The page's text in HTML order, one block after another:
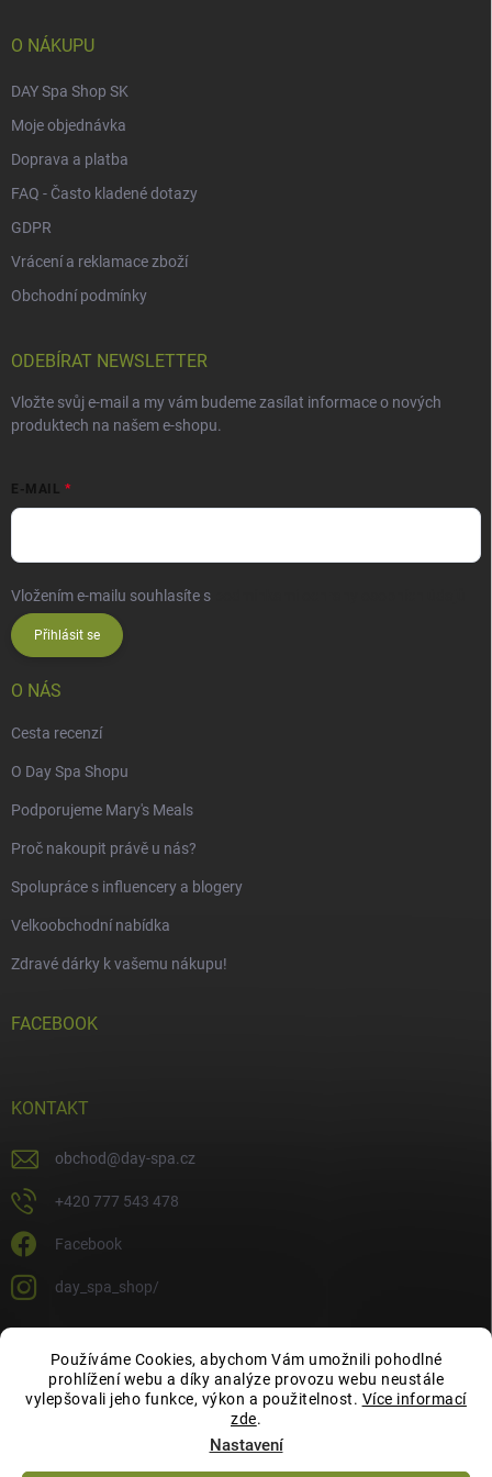
Používáme Cookies, abychom Vám umožnili pohodlné
prohlížení webu a díky analýze provozu webu neustále
vylepšovali jeho funkce, výkon a použitelnost. Více informací
zde.
Nastavení
O NÁKUPU
DAY Spa Shop SK
Moje objednávka
Doprava a platba
FAQ - Často kladené dotazy
GDPR
Vrácení a reklamace zboží
Obchodní podmínky
ODEBÍRAT NEWSLETTER
Vložte svůj e-mail a my vám budeme zasílat informace o nových
produktech na našem e-shopu.
E-MAIL
Vložením e-mailu souhlasíte s
Přihlásit se
O NÁS
Cesta recenzí
O Day Spa Shopu
Podporujeme Mary's Meals
Proč nakoupit právě u nás?
Spolupráce s influencery a blogery
Velkoobchodní nabídka
Zdravé dárky k vašemu nákupu!
FACEBOOK
KONTAKT
obchod@day-spa.cz
+420 777 543 478
Facebook
day_spa_shop/
OCHRANA OSOBNÍCH ÚDAJŮ